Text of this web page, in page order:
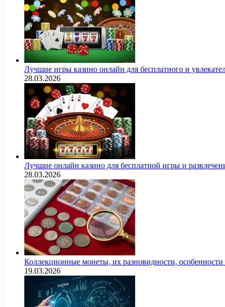
Лучшие игры казино онлайн для бесплатного и
28.03.2026
Лучшие онлайн казино для бесплатной игры и
28.03.2026
Коллекционные монеты, их разновидности, особенности
19.03.2026